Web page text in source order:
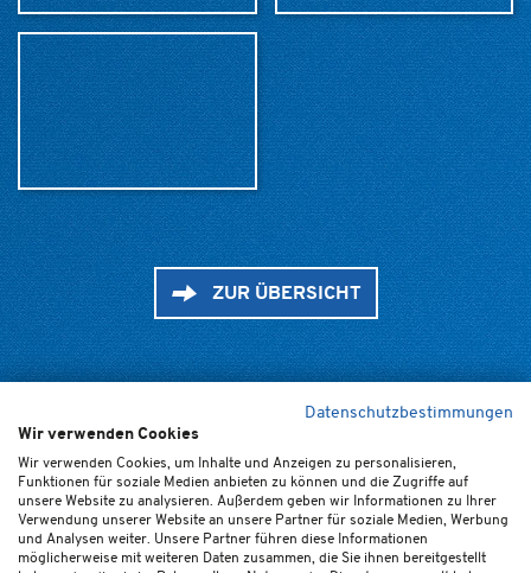
ZUR ÜBERSICHT
Home Kontakt Newsletter FAQ (de/en) Impressum
Datenschutz Ticket-AGB Cookie-Einstellungen
Datenschutzbestimmungen
Wir verwenden Cookies
Wir verwenden Cookies, um Inhalte und Anzeigen zu personalisieren,
Funktionen für soziale Medien anbieten zu können und die Zugriffe auf
unsere Website zu analysieren. Außerdem geben wir Informationen zu Ihrer
Verwendung unserer Website an unsere Partner für soziale Medien, Werbung
und Analysen weiter. Unsere Partner führen diese Informationen
möglicherweise mit weiteren Daten zusammen, die Sie ihnen bereitgestellt